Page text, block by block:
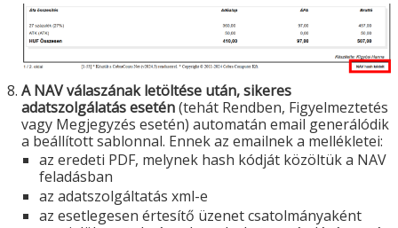
A NAV válaszának letöltése után, sikeres
adatszolgálatás esetén(tehát Rendben, Figyelmeztetés
vagy Megjegyzés esetén) automatán email generálódik
a beállított sablonnal. Ennek az emailnek a mellékletei:
az eredeti PDF, melynek hash kódját közöltük a NAV
feladásban
az adatszolgáltatás xml-e
az esetlegesen értesítő üzenet csatolmányaként